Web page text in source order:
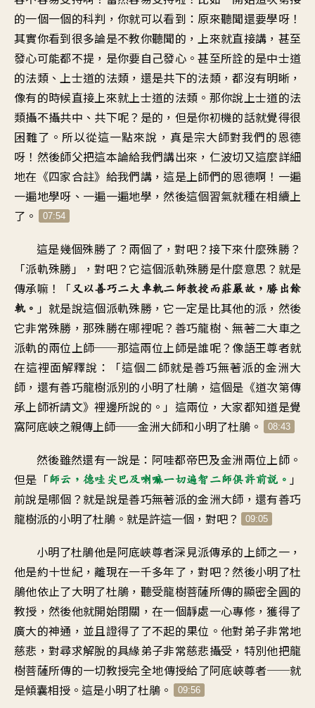
的一個一個的科判 ，你就可以看到 ： 原來聽聞還要學呀 ！
其實你看到很多論是不教你聽聞的 ，上來就直接講 ， 甚至
發心可能都不提 ， 是你要自己發心 。甚至所詮的是中士道
的法類 、上士道的法類 ， 還是共下的法類 ，都沒有明晰 ，
像有的時候直接上來就上士道的法類 。 那你說上士道的法
類攝不攝共中、共下呢？是的 ， 但是你初機的話就覺得很
困難了 。所以從這一點來說 ， 真是宗大師對我們的恩德
呀 ！ 然後師父把這本論給我們講出來 ， 仁波切又這麼詳細
地在《四家合註》給我們講 ， 這是上師們的恩德啊 ！ 一遍
一遍地學呀 、 一遍一遍地學 ，然後這個習氣就種在相續上
了 。 07:54
這是幾個殊勝了 ？ 兩個了，對吧？接下來什麼殊勝？
「派軌殊勝」，對吧？ 它這個派軌殊勝是什麼意思 ？ 就是
傳承嘛 ！「 又以善巧二大車軌二師教授而莊嚴故 ， 勝出餘
軌 。 」就是說這個派軌殊勝 ， 它一定是比其他的派 ， 然後
它非常殊勝 ，那殊勝在哪裡呢？ 善巧龍樹、無著二大車之
派軌的兩位上師──那這兩位上師是誰呢？ 像語王尊者就
在這裡面解釋說 ：「這個二師就是善巧無著派的金洲大
師 ， 還有善巧龍樹派別的小明了杜鵑 ， 這個是《道次第傳
承上師祈請文》裡邊所說的 。」 這兩位 ， 大家都知道是覺
窩阿底峽之親傳上師──金洲大師和小明了杜鵑 。 08:43
然後雖然還有一說是 ： 阿哇都帝巴及金洲兩位上師 。
但是「師云 ，德哇尖巴及喇嘛一切遍智二師俱許前說 。 」
前說是哪個 ？就是說是善巧無著派的金洲大師 ，還有善巧
龍樹派的小明了杜鵑 。 就是許這一個，對吧？ 09:05
小明了杜鵑他是阿底峽尊者深見派傳承的上師之一 ，
他是約十世紀 ，離現在一千多年了，對吧？然後小明了杜
鵑他依止了大明了杜鵑 ， 聽受龍樹菩薩所傳的顯密全圓的
教授 ，然後他就開始閉關 ，在一個靜處一心專修 ，獲得了
廣大的神通 ， 並且證得了了不起的果位 。他對弟子非常地
慈悲 ，對尋求解脫的具緣弟子非常慈悲攝受 ， 特別他把龍
樹菩薩所傳的一切教授完全地傳授給了阿底峽尊者──就
是傾囊相授 。 這是小明了杜鵑 。 09:56